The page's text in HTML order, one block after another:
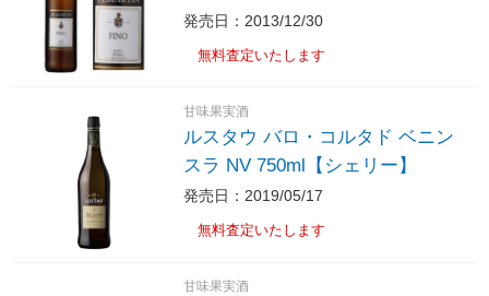
発売日：2013/12/30
無料査定いたします
甘味果実酒
ルスタウ バロ・コルタド ベニン
スラ NV 750ml【シェリー】
発売日：2019/05/17
無料査定いたします
甘味果実酒